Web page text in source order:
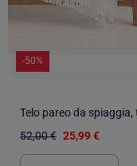
-50%
52,00 € 25,99 €